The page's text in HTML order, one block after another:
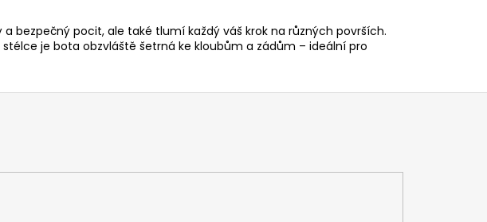
bezpečný pocit, ale také tlumí každý váš krok na různých površích.
je bota obzvláště šetrná ke kloubům a zádům – ideální pro